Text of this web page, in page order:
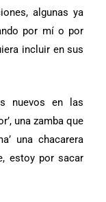
algunas ya
por mí o por
incluir en sus
nuevos en las
una zamba que
una chacarera
estoy por sacar